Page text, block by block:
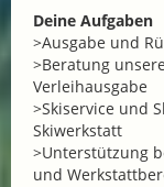
Deine Aufgaben
>Ausgabe und
>Beratung
Verleihausgabe
>Skiservice und
Skiwerkstatt
>Unterstützung
und